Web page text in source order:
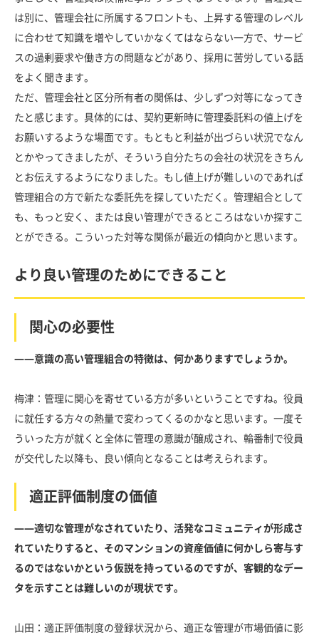
は別に、管理会社に所属するフロントも、上昇する管理のレベル
に合わせて知識を増やしていかなくてはならない一方で、サービ
スの過剰要求や働き方の問題などがあり、採用に苦労している話
をよく聞きます。
ただ、管理会社と区分所有者の関係は、少しずつ対等になってき
たと感じます。具体的には、契約更新時に管理委託料の値上げを
お願いするような場面です。もともと利益が出づらい状況でなん
とかやってきましたが、そういう自分たちの会社の状況をきちん
とお伝えするようになりました。もし値上げが難しいのであれば
管理組合の方で新たな委託先を探していただく。管理組合として
も、もっと安く、または良い管理ができるところはないか探すこ
とができる。こういった対等な関係が最近の傾向かと思います。
より良い管理のためにできること
関心の必要性
――意識の高い管理組合の特徴は、何かありますでしょうか。
梅津：管理に関心を寄せている方が多いということですね。役員
に就任する方々の熱量で変わってくるのかなと思います。一度そ
ういった方が就くと全体に管理の意識が醸成され、輪番制で役員
が交代した以降も、良い傾向となることは考えられます。
適正評価制度の価値
――適切な管理がなされていたり、活発なコミュニティが形成さ
れていたりすると、そのマンションの資産価値に何かしら寄与す
るのではないかという仮説を持っているのですが、客観的なデー
タを示すことは難しいのが現状です。
山田：適正評価制度の登録状況から、適正な管理が市場価値に影